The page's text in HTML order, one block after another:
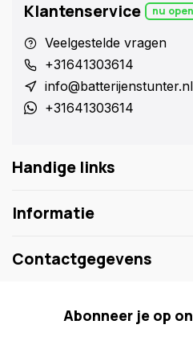
Klantenservice nu open
Veelgestelde vragen
+31641303614
info@batterijenstunter.nl
+31641303614
Handige links
Informatie
Contactgegevens
Abonneer je op